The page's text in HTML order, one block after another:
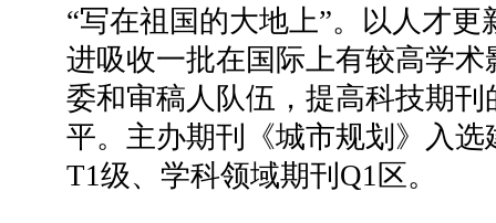
“写在祖国的大地上”。以人才
进吸收一批在国际上有较高学
委和审稿人队伍，提高科技期
平。主办期刊《城市规划》入
T1级、学科领域期刊Q1区。